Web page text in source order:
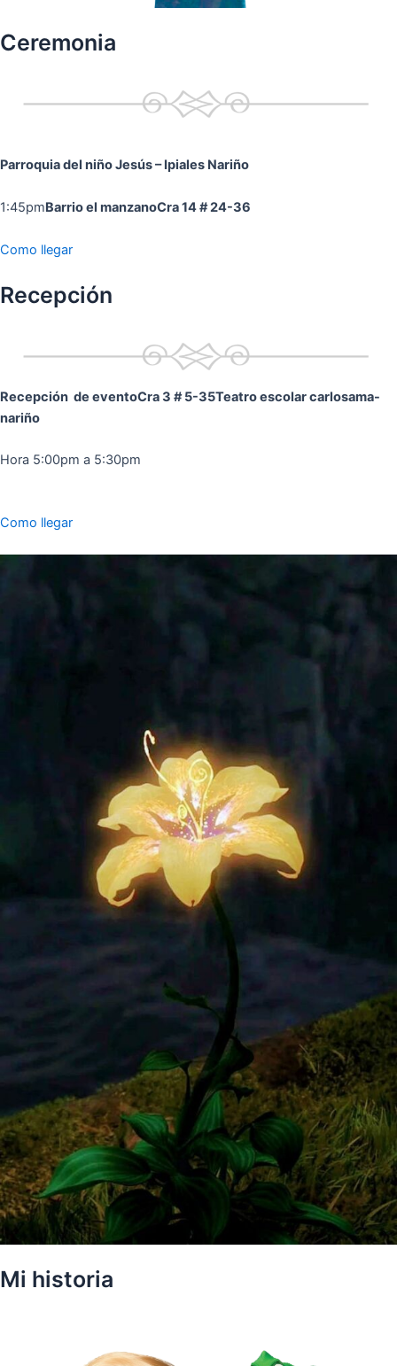
Ceremonia
Parroquia del niño Jesús– Ipiales Nariño
1:45pmBarrio el manzanoCra 14 # 24-36
Como llegar
Recepción
Recepción de eventoCra 3 # 5-35Teatro escolar carlosama-
nariño
Hora 5:00pm a 5:30pm
Como llegar
Mi historia